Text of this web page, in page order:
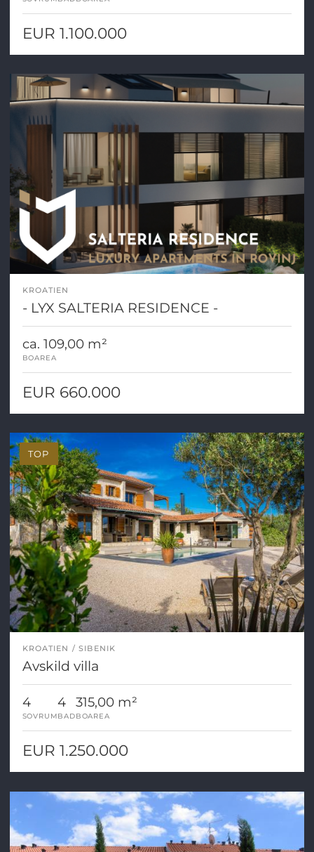
EUR 1.100.000
KROATIEN
- LYX SALTERIA RESIDENCE -
ca. 109,00 m²
BOAREA
EUR 660.000
KROATIEN SIBENIK
Avskild villa
4
SOVRUM
4
BAD
315,00 m²
BOAREA
EUR 1.250.000
TOP